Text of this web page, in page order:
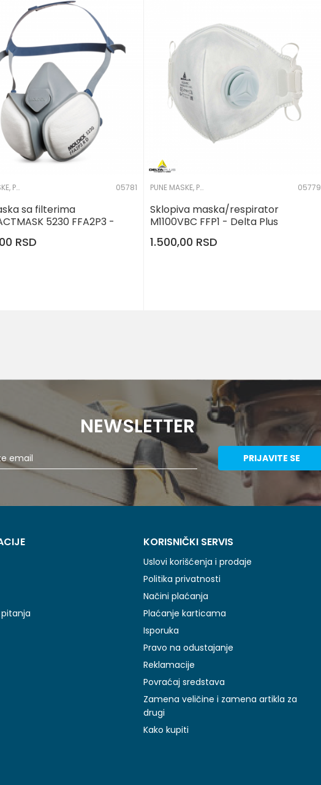
PUNE MASKE, POLUMASKE I FILTERI 05781
sa filterima
5230 FFA2P3 -
RSD
PUNE MASKE, POLUMASKE I FILTERI 05779
Sklopiva maska/respirator
M1100VBC FFP1 - Delta Plus
1.500,00 RSD
NEWSLETTER
PRIJAVITE SE
KORISNIČKI SERVIS
Uslovi korišćenja i prodaje
Politika privatnosti
Načini plaćanja
Plaćanje karticama
Isporuka
Pravo na odustajanje
Reklamacije
Povraćaj sredstava
Zamena veličine i zamena artikla za
drugi
Kako kupiti